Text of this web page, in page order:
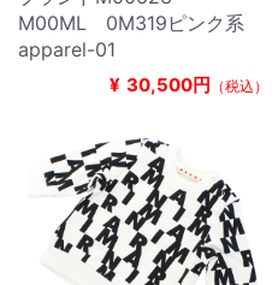
M00ML 0M319ピンク系
apparel-01
¥ 30,500円 （税込）